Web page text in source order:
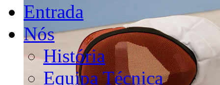
Entrada
Nós
História
Equipa Técnica